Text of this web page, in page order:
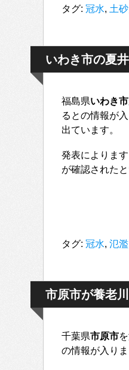
タグ: 冠水, 土
いわき市の夏
福島県いわき市
るとの情報が入
出ています。
発表によりま
が確認された
タグ: 冠水, 氾濫
市原市が養老
千葉県市原市
の情報が入りま